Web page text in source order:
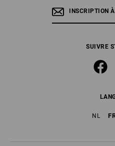
INSCRIPTION
SUIVRE
NL